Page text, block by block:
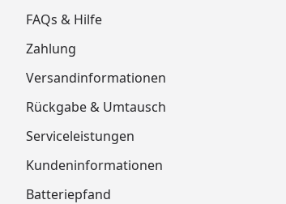
FAQs & Hilfe
Zahlung
Versandinformationen
Rückgabe & Umtausch
Serviceleistungen
Kundeninformationen
Batteriepfand